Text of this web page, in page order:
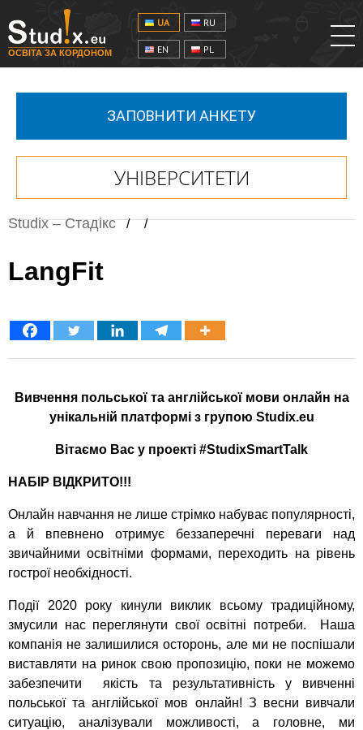
ОСВІТА ЗА КОРДОНОМ
UA RU
EN PL
ЗАПОВНИТИ АНКЕТУ
УНІВЕРСИТЕТИ
Studix – Стадікс / /
LangFit
Вивчення польської та англійської мови онлайн на
унікальній платформі з групою Studix.eu
Вітаємо Вас у проекті #StudixSmartTalk
НАБІР ВІДКРИТО!!!
Онлайн навчання не лише стрімко набуває популярності,
а й впевнено отримує беззаперечні переваги над
звичайними освітніми формами, переходить на рівень
гострої необхідності.
Події 2020 року кинули виклик всьому традиційному,
змусили нас переглянути свої освітні потреби. Наша
компанія не залишилися осторонь, але ми не поспішали
виставляти на ринок свою пропозицію, поки не можемо
забезпечити якість та результативність у вивченні
польської та англійської мов онлайн! З весни вивчали
ситуацію, аналізували можливості, а головне, ми